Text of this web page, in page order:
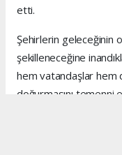
etti.
Şehirlerin geleceğinin
şekilleneceğine
hem vatandaşlar hem
doğurmasını temenni